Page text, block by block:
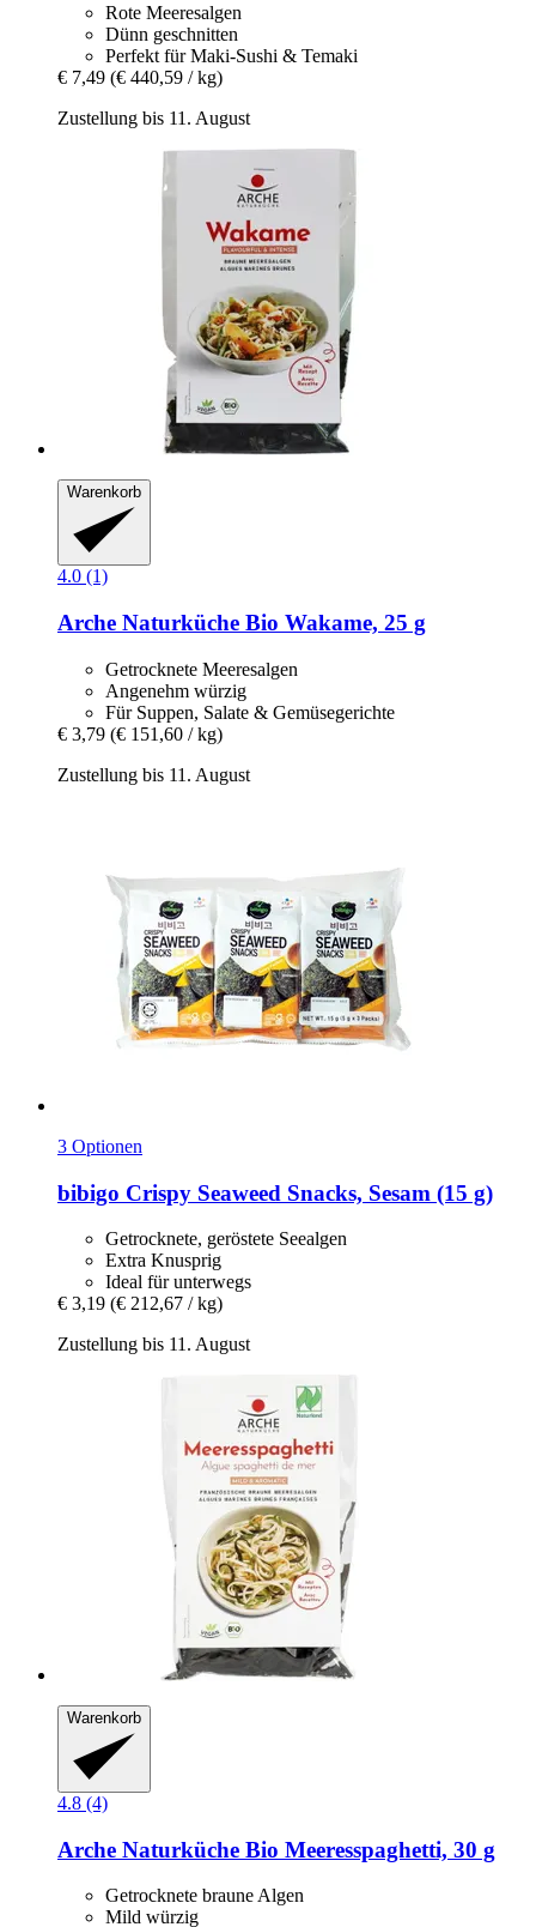
Rote Meeresalgen
Dünn geschnitten
Perfekt für Maki-Sushi & Temaki
€ 7,49 (€ 440,59 / kg)
Zustellung bis 11. August
Warenkorb
4.0 (1)
Arche Naturküche Bio Wakame, 25 g
Getrocknete Meeresalgen
Angenehm würzig
Für Suppen, Salate & Gemüsegerichte
€ 3,79 (€ 151,60 / kg)
Zustellung bis 11. August
3 Optionen
bibigo Crispy Seaweed Snacks, Sesam (15 g)
Getrocknete, geröstete Seealgen
Extra Knusprig
Ideal für unterwegs
€ 3,19 (€ 212,67 / kg)
Zustellung bis 11. August
Warenkorb
4.8 (4)
Arche Naturküche Bio Meeresspaghetti, 30 g
Getrocknete braune Algen
Mild würzig